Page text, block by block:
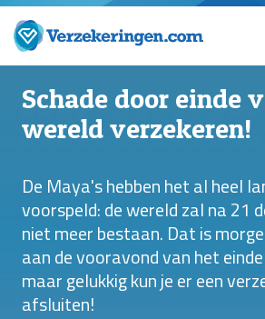
Schade door einde
wereld verzekeren!
De Maya's hebben het al heel
voorspeld: de wereld zal na 21
niet meer bestaan. Dat is
aan de vooravond van het
maar gelukkig kun je er een
afsluiten!